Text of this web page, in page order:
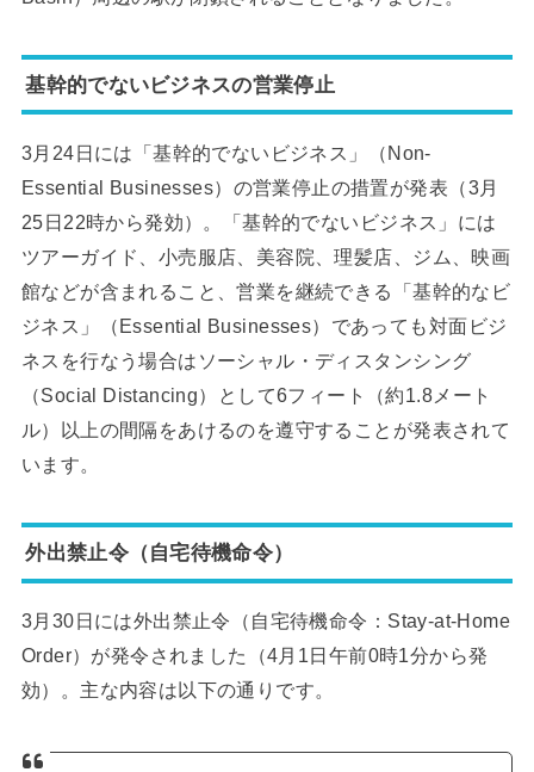
基幹的でないビジネスの営業停止
3月24日には「基幹的でないビジネス」（Non-
Essential Businesses）の営業停止の措置が発表（3月
25日22時から発効）。「基幹的でないビジネス」には
ツアーガイド、小売服店、美容院、理髪店、ジム、映画
館などが含まれること、営業を継続できる「基幹的なビ
ジネス」（Essential Businesses）であっても対面ビジ
ネスを行なう場合はソーシャル・ディスタンシング
（Social Distancing）として6フィート（約1.8メート
ル）以上の間隔をあけるのを遵守することが発表されて
います。
外出禁止令（自宅待機命令）
3月30日には外出禁止令（自宅待機命令：Stay-at-Home
Order）が発令されました（4月1日午前0時1分から発
効）。主な内容は以下の通りです。